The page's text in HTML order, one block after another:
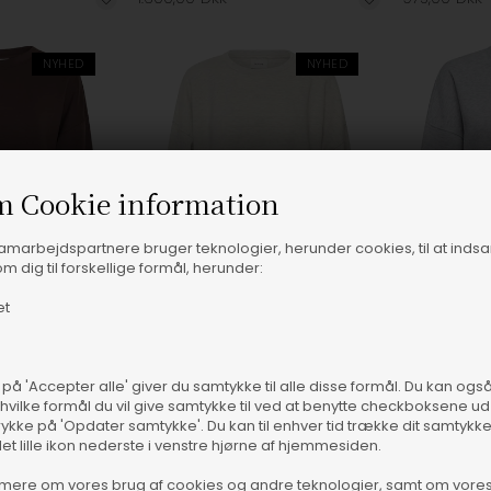
Cookie information
bruger teknologier, herunder cookies, til at
dig til forskellige formål, herunder:
'Accepter alle' giver du samtykke til alle disse formål. Du kan
formål du vil give samtykke til ved at benytte checkboksene
på 'Opdater samtykke'. Du kan til enhver tid trække dit
lille ikon nederste i venstre hjørne af hjemmesiden.
om vores brug af cookies og andre teknologier, samt om
NYHED
MSCH Copenhagen - MSCHIma Sweatshirt - Brown Hot Fudge
NYHED
Fås i flere størrelser
Gestuz - GZKahla Sweatshirt - Ultra Light Grey Melange